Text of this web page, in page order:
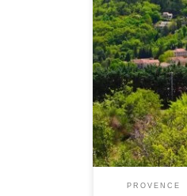
Les plus belles
Provence en
#CerRandazzo.
de romance en
PROVENCE